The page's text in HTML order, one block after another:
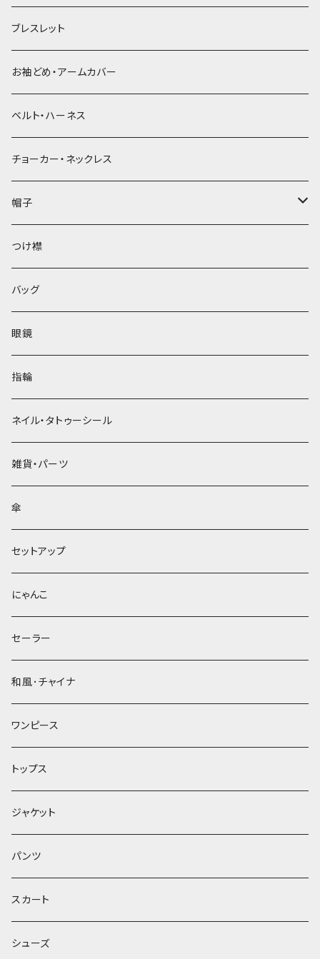
ブレスレット
お袖どめ・アームカバー
ベルト・ハーネス
チョーカー・ネックレス
帽子
ベレー帽
つけ襟
バッグ
眼鏡
指輪
ネイル・タトゥーシール
雑貨・パーツ
傘
セットアップ
にゃんこ
セーラー
和風･チャイナ
ワンピース
トップス
ジャケット
パンツ
スカート
シューズ